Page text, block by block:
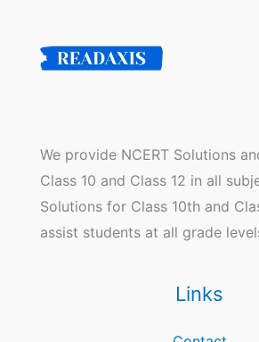
We provide NCERT Solutions
Class 10 and Class 12 in all
Solutions for Class 10th and
assist students at all grade
Links